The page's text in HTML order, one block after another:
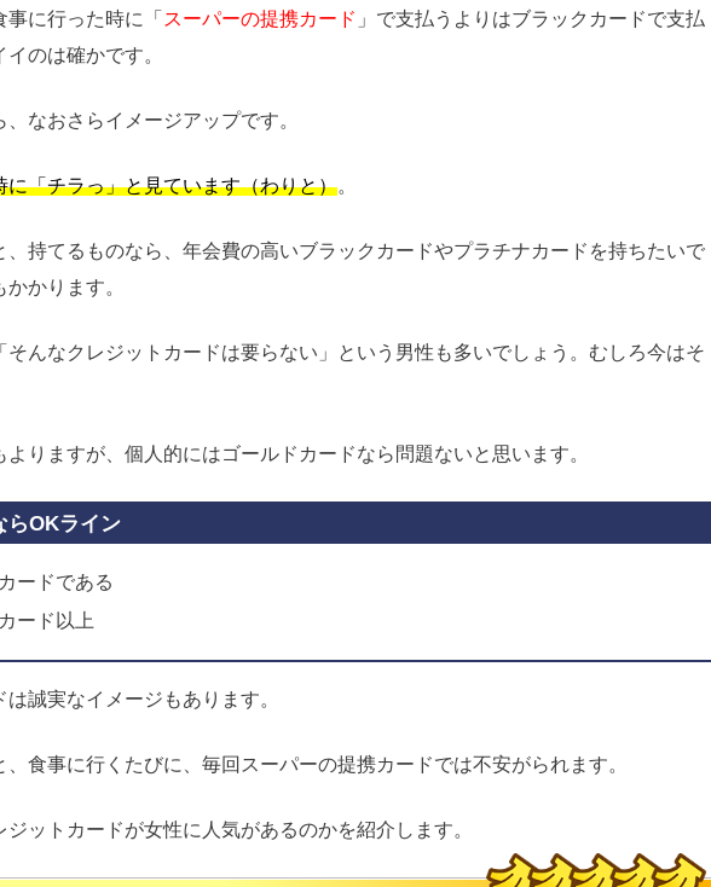
に行った時に「 スーパーの提携カード 」で支払うよりはブラックカードで支払
のは確かです。
なおさらイメージアップです。
に「チラっ」と見ています（わりと）。
、持てるものなら、年会費の高いブラックカードやプラチナカードを持ちたいで
かります。
そんなクレジットカードは要らない」という男性も多いでしょう。むしろ今はそ
よりますが、個人的にはゴールドカードなら問題ないと思います。
らOKライン
ードである
ード以上
は誠実なイメージもあります。
、食事に行くたびに、毎回スーパーの提携カードでは不安がられます。
ットカードが女性に人気があるのかを紹介します。